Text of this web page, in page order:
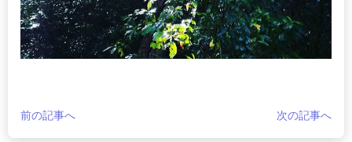
前の記事へ 次の記事へ